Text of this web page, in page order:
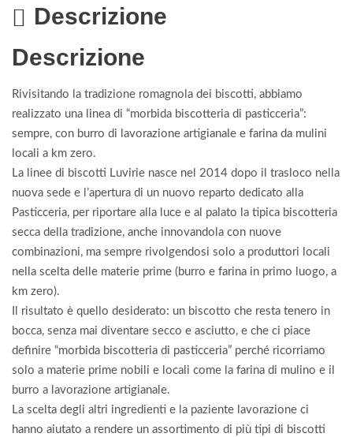
Descrizione
Descrizione
Rivisitando la tradizione romagnola dei biscotti, abbiamo
realizzato una linea di “morbida biscotteria di pasticceria”:
sempre, con burro di lavorazione artigianale e farina da mulini
locali a km zero.
La linee di biscotti Luvirie nasce nel 2014 dopo il trasloco nella
nuova sede e l’apertura di un nuovo reparto dedicato alla
Pasticceria, per riportare alla luce e al palato la tipica biscotteria
secca della tradizione, anche innovandola con nuove
combinazioni, ma sempre rivolgendosi solo a produttori locali
nella scelta delle materie prime (burro e farina in primo luogo, a
km zero).
Il risultato è quello desiderato: un biscotto che resta tenero in
bocca, senza mai diventare secco e asciutto, e che ci piace
definire “morbida biscotteria di pasticceria” perché ricorriamo
solo a materie prime nobili e locali come la farina di mulino e il
burro a lavorazione artigianale.
La scelta degli altri ingredienti e la paziente lavorazione ci
hanno aiutato a rendere un assortimento di più tipi di biscotti